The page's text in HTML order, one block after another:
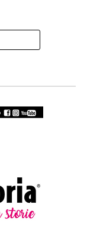
i nidi
via le
7-15